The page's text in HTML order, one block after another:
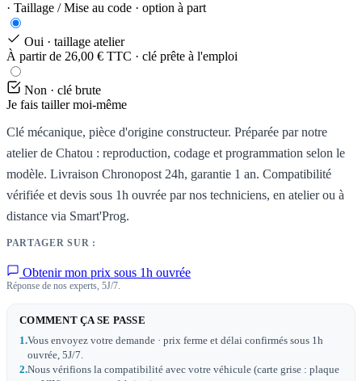
· Taillage / Mise au code · option à part
Oui · taillage atelier
À partir de 26,00 € TTC · clé prête à l'emploi
Non · clé brute
Je fais tailler moi-même
Clé mécanique, pièce d'origine constructeur. Préparée par notre
atelier de Chatou : reproduction, codage et programmation selon le
modèle. Livraison Chronopost 24h, garantie 1 an. Compatibilité
vérifiée et devis sous 1h ouvrée par nos techniciens, en atelier ou à
distance via Smart'Prog.
PARTAGER SUR :
Obtenir mon prix sous 1h ouvrée
Réponse de nos experts, 5J/7.
COMMENT ÇA SE PASSE
1.Vous envoyez votre demande · prix ferme et délai confirmés sous 1h
ouvrée, 5J/7.
2.Nous vérifions la compatibilité avec votre véhicule (carte grise : plaque